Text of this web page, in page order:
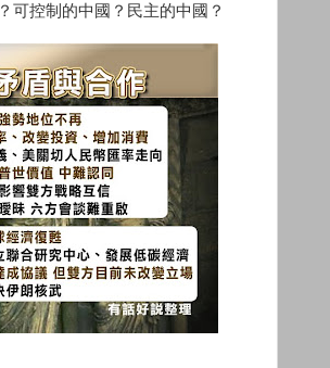
可控制的中國？民主的中國？